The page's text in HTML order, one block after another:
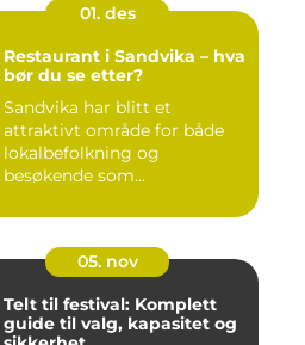
01. des
Restaurant i Sandvika – hva
bør du se etter?
Sandvika har blitt et
attraktivt område for både
lokalbefolkning og
besøkende som...
05. nov
Telt til festival: Komplett
guide til valg, kapasitet og